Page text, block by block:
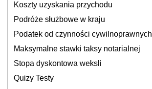
Koszty uzyskania przychodu
Podróże służbowe w kraju
Podatek od czynności cywilnoprawnych
Maksymalne stawki taksy notarialnej
Stopa dyskontowa weksli
Quizy Testy